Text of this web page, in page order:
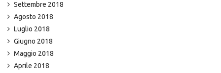
Settembre 2018
Agosto 2018
Luglio 2018
Giugno 2018
Maggio 2018
Aprile 2018